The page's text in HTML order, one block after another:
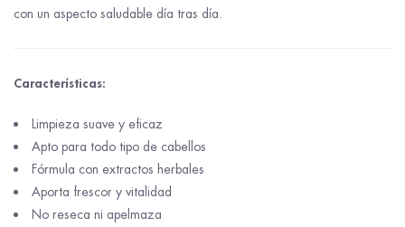
con un aspecto saludable día tras día.
Características:
Limpieza suave y eficaz
Apto para todo tipo de cabellos
Fórmula con extractos herbales
Aporta frescor y vitalidad
No reseca ni apelmaza